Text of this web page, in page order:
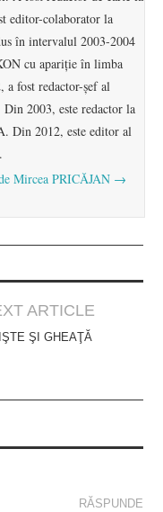
editor-colaborator la
în intervalul 2003-2004
cu apariţie în limba
a fost redactor-şef al
2003, este redactor la
Din 2012, este editor al
Mircea PRICĂJAN →
ARTICLE
ŞI GHEAŢĂ
RĂSPUNDE